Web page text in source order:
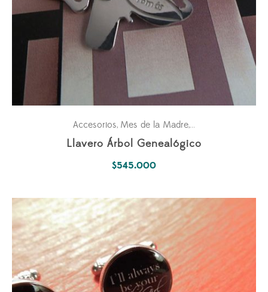
Accesorios, Mes de la Madre, Pasiones
Llavero Árbol Genealógico
$545.000